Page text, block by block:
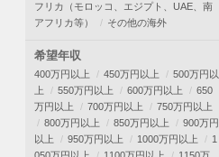
フリカ（モロッコ、エジプト、UAE、南
アフリカ等）
その他の海外
希望年収
400万円以上 450万円以上
500万円以
上
550万円以上 600万円以上
650
万円以上
700万円以上
750万円以上
800万円以上
850万円以上
900万円
以上
950万円以上 1000万円以上
1